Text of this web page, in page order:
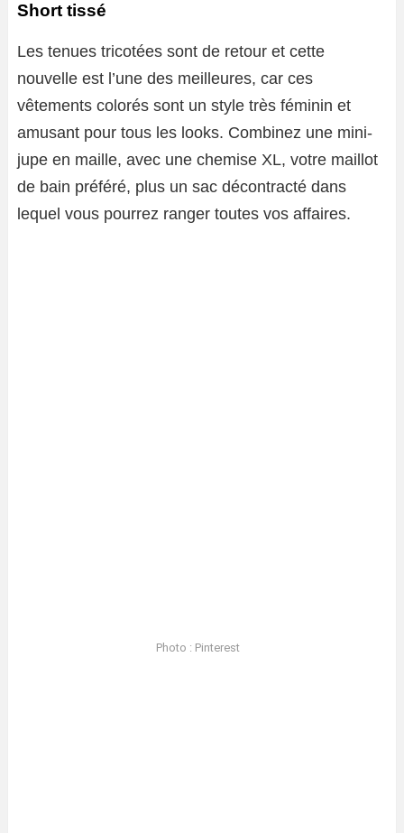
Short tissé
Les tenues tricotées sont de retour et cette
nouvelle est l’une des meilleures, car ces
vêtements colorés sont un style très féminin et
amusant pour tous les looks. Combinez une mini-
jupe en maille, avec une chemise XL, votre maillot
de bain préféré, plus un sac décontracté dans
lequel vous pourrez ranger toutes vos affaires.
Photo : Pinterest